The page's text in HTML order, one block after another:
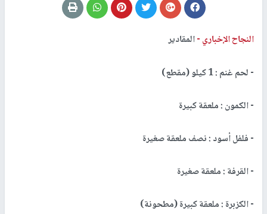
النجاح الإخباري -المقادير
- لحم غنم : 1 كيلو (مقطع)
- الكمون : ملعقة كبيرة
- فلفل أسود : نصف ملعقة صغيرة
- القرفة : ملعقة صغيرة
- الكزبرة : ملعقة كبيرة (مطحونة)